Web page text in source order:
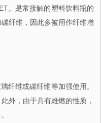
。是常接触的塑料饮料瓶的
纤维，因此多被用作纤维增
纤维或碳纤维等加强使用。
外，由于具有难燃的性质，